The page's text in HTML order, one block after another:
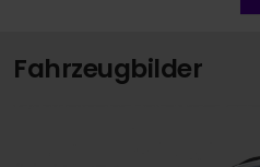
Fahrzeugbilder